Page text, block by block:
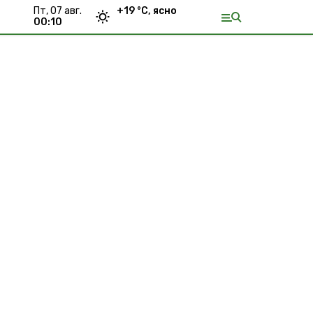
пт, 07 авг.
00:10
+19 °С, ясно